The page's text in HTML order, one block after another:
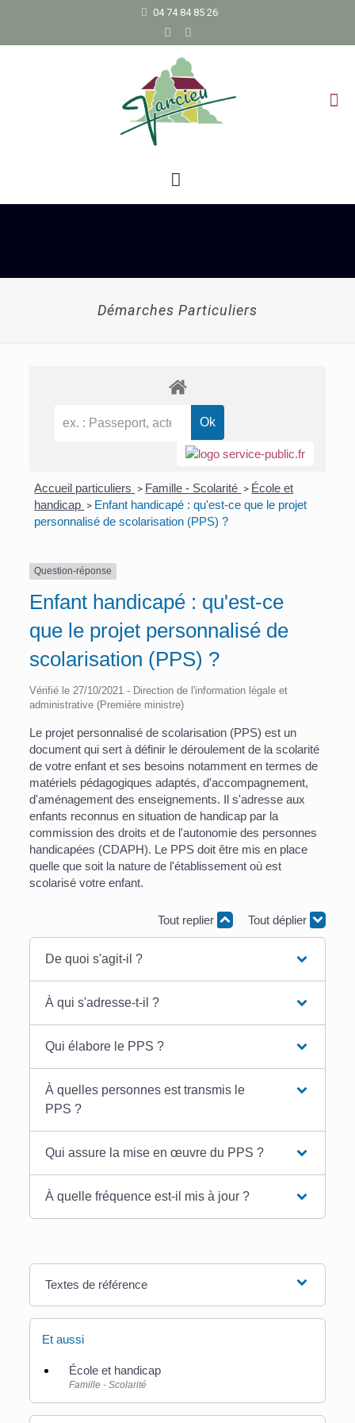
04 74 84 85 26
Démarches Particuliers
Accueil particuliers > Famille - Scolarité > École et
handicap > Enfant handicapé : qu'est-ce que le projet
personnalisé de scolarisation (PPS) ?
Question-réponse
Enfant handicapé : qu'est-ce
que le projet personnalisé de
scolarisation (PPS) ?
Vérifié le 27/10/2021 - Direction de l'information légale et
administrative (Première ministre)
Le projet personnalisé de scolarisation (PPS) est un
document qui sert à définir le déroulement de la scolarité
de votre enfant et ses besoins notamment en termes de
matériels pédagogiques adaptés, d'accompagnement,
d'aménagement des enseignements. Il s'adresse aux
enfants reconnus en situation de handicap par la
commission des droits et de l'autonomie des personnes
handicapées (CDAPH). Le PPS doit être mis en place
quelle que soit la nature de l'établissement où est
scolarisé votre enfant.
Tout replier Tout déplier
De quoi s'agit-il ?
À qui s'adresse-t-il ?
Qui élabore le PPS ?
À quelles personnes est transmis le
PPS ?
Qui assure la mise en œuvre du PPS ?
À quelle fréquence est-il mis à jour ?
Textes de référence
Et aussi
École et handicap
Famille - Scolarité